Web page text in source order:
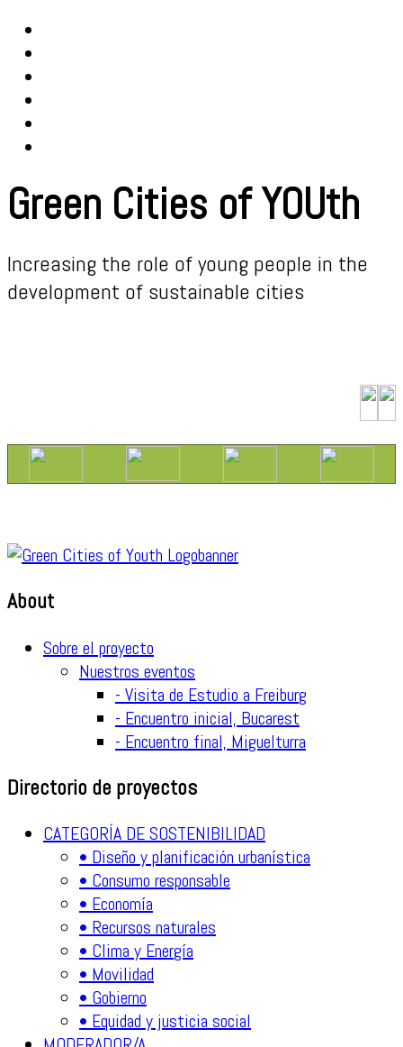
Green Cities of YOUth
Increasing the role of young people in the
development of sustainable cities
About
Sobre el proyecto
Nuestros eventos
- Visita de Estudio a Freiburg
- Encuentro inicial, Bucarest
- Encuentro final, Miguelturra
Directorio de proyectos
CATEGORÍA DE SOSTENIBILIDAD
• Diseño y planificación urbanística
• Consumo responsable
• Economía
• Recursos naturales
• Clima y Energía
• Movilidad
• Gobierno
• Equidad y justicia social